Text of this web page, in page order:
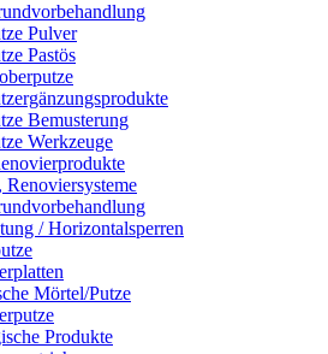
Pulver
Pastös
Bemusterung
Werkzeuge
Renoviersysteme
/ Horizontalsperren
Mörtel/Putze
Produkte